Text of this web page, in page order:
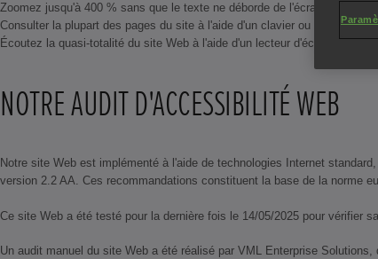
Zoomez jusqu'à 400 % sans que le texte ne déborde de l'écran
Consulter la plupart des pages du site à l'aide d'un clavier ou d'un logiciel
Écoutez la quasi-totalité du site Web à l'aide d'un lecteur d'écran (y
NOTRE AUDIT D'ACCESSIBILITÉ WEB
Notre site Web est implémenté à l'aide de technologies Internet
version 2.2 AA. Ces recommandations constituent la base de la norme
Ce site Web a été testé pour la dernière fois le 14/05/2025 pour vérifier
Un audit manuel du site Web a été réalisé par VML Enterprise